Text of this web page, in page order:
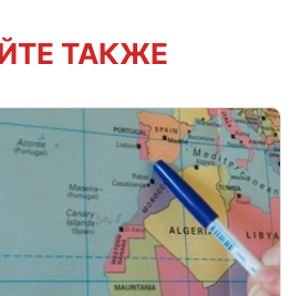
ТАКЖЕ